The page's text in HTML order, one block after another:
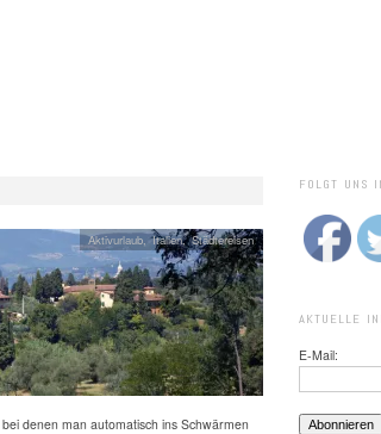
Aktivurlaub,Italien,Städtereisen
denen man automatisch ins Schwärmen
FOLGT UNS
AKTUELLE
E-Mail: